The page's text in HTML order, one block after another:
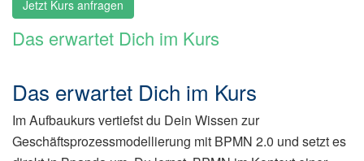
Jetzt Kurs anfragen
Das erwartet Dich im Kurs
Das erwartet Dich im Kurs
Im Aufbaukurs vertiefst du Dein Wissen zur
Geschäftsprozessmodellierung mit BPMN 2.0 und setzt es